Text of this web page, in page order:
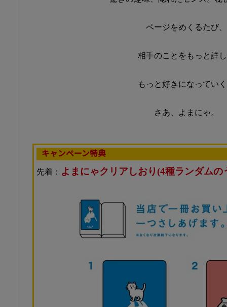
ページをめくるたび、
相手のことをもっと詳
もっと好きになってい
さあ、よまにゃ。
キャンペーン特典
先着： よまにゃクリアしおり(4種ランダムの